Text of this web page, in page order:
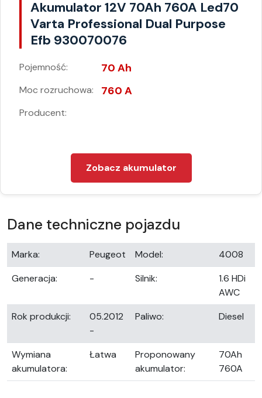
Akumulator 12V 70Ah 760A Led70
Varta Professional Dual Purpose
Efb 930070076
Pojemność: 70 Ah
Moc rozruchowa: 760 A
Producent:
Zobacz akumulator
Dane techniczne pojazdu
Marka: Peugeot Model:
4008
Generacja:
- Silnik:
1.6 HDi
AWC
Rok produkcji:
05.2012
-
Paliwo: Diesel
Wymiana
akumulatora:
Łatwa
Proponowany
akumulator:
70Ah
760A